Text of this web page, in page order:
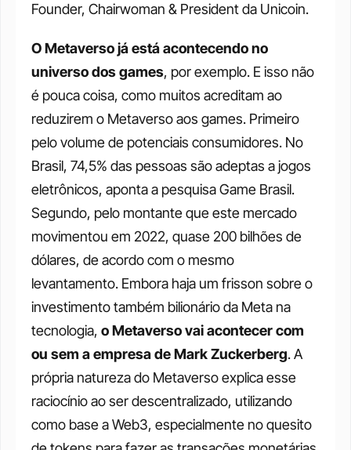
Founder, Chairwoman & President da Unicoin.
O Metaverso já está acontecendo no
universo dos games, por exemplo. E isso não
é pouca coisa, como muitos acreditam ao
reduzirem o Metaverso aos games. Primeiro
pelo volume de potenciais consumidores. No
Brasil, 74,5% das pessoas são adeptas a jogos
eletrônicos, aponta a pesquisa Game Brasil.
Segundo, pelo montante que este mercado
movimentou em 2022, quase 200 bilhões de
dólares, de acordo com o mesmo
levantamento. Embora haja um frisson sobre o
investimento também bilionário da Meta na
tecnologia, o Metaverso vai acontecer com
ou sem a empresa de Mark Zuckerberg. A
própria natureza do Metaverso explica esse
raciocínio ao ser descentralizado, utilizando
como base a Web3, especialmente no quesito